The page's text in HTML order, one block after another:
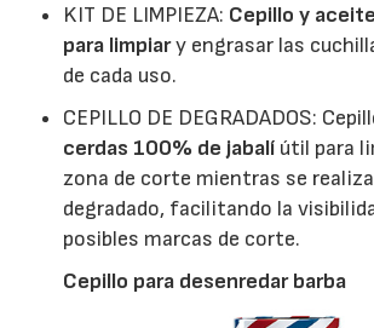
KIT DE LIMPIEZA: Cepillo y
para limpiary engrasar las
de cada uso.
CEPILLO DE DEGRADADOS:
cerdas 100% de jabalí útil para
zona de corte mientras se
degradado, facilitando la
posibles marcas de corte.
Cepillo para desenredar barba